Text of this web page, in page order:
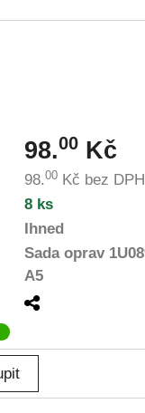
98.00 Kč
98.00 Kč bez DPH
8 ks
Ihned
Sada oprav
A5